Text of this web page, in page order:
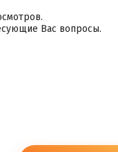
Вас вопросы.